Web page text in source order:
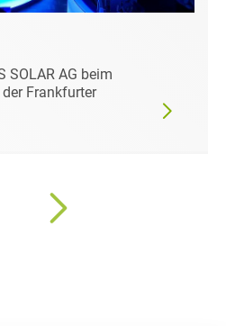
SOLAR AG beim
Frankfurter